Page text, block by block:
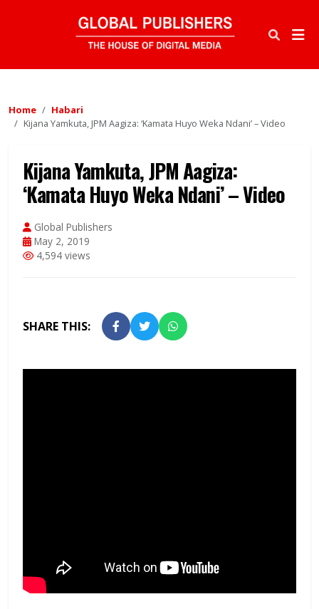
Home
Habari
Kijana Yamkuta, JPM Aagiza: ‘Kamata Huyo Weka Ndani’ – Video
Kijana Yamkuta, JPM Aagiza:
‘Kamata Huyo Weka Ndani’ – Video
Global Publishers
May 2, 2019
4,594 views
SHARE THIS: